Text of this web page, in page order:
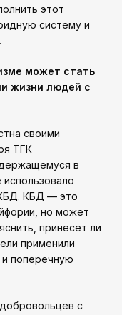
этот
систему и
может стать
жизни людей с
своими
ТГК
в
КБД — это
но может
принесет ли
применили
поперечную
с